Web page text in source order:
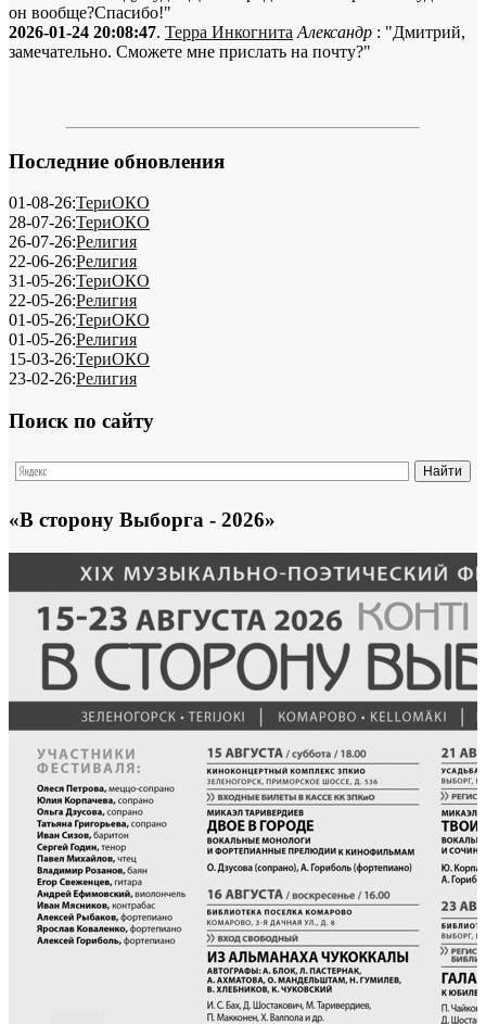
он вообще?Спасибо!"
2026-01-24 20:08:47. Терра Инкогнита Александр : "Дмитрий,
замечательно. Сможете мне прислать на почту?"
Последние обновления
01-08-26:ТериОКО
28-07-26:ТериОКО
26-07-26:Религия
22-06-26:Религия
31-05-26:ТериОКО
22-05-26:Религия
01-05-26:ТериОКО
01-05-26:Религия
15-03-26:ТериОКО
23-02-26:Религия
Поиск по сайту
«В сторону Выборга - 2026»